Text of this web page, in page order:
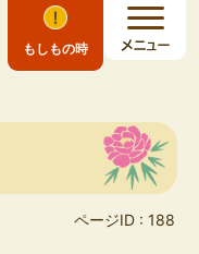
もしもの時
ページID : 188